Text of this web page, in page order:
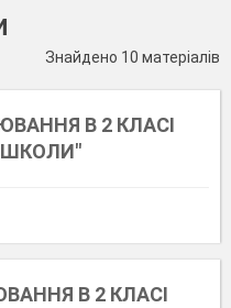
Знайдено 10 матеріалів
В 2 КЛАСІ
ШКОЛИ"
В 2 КЛАСІ